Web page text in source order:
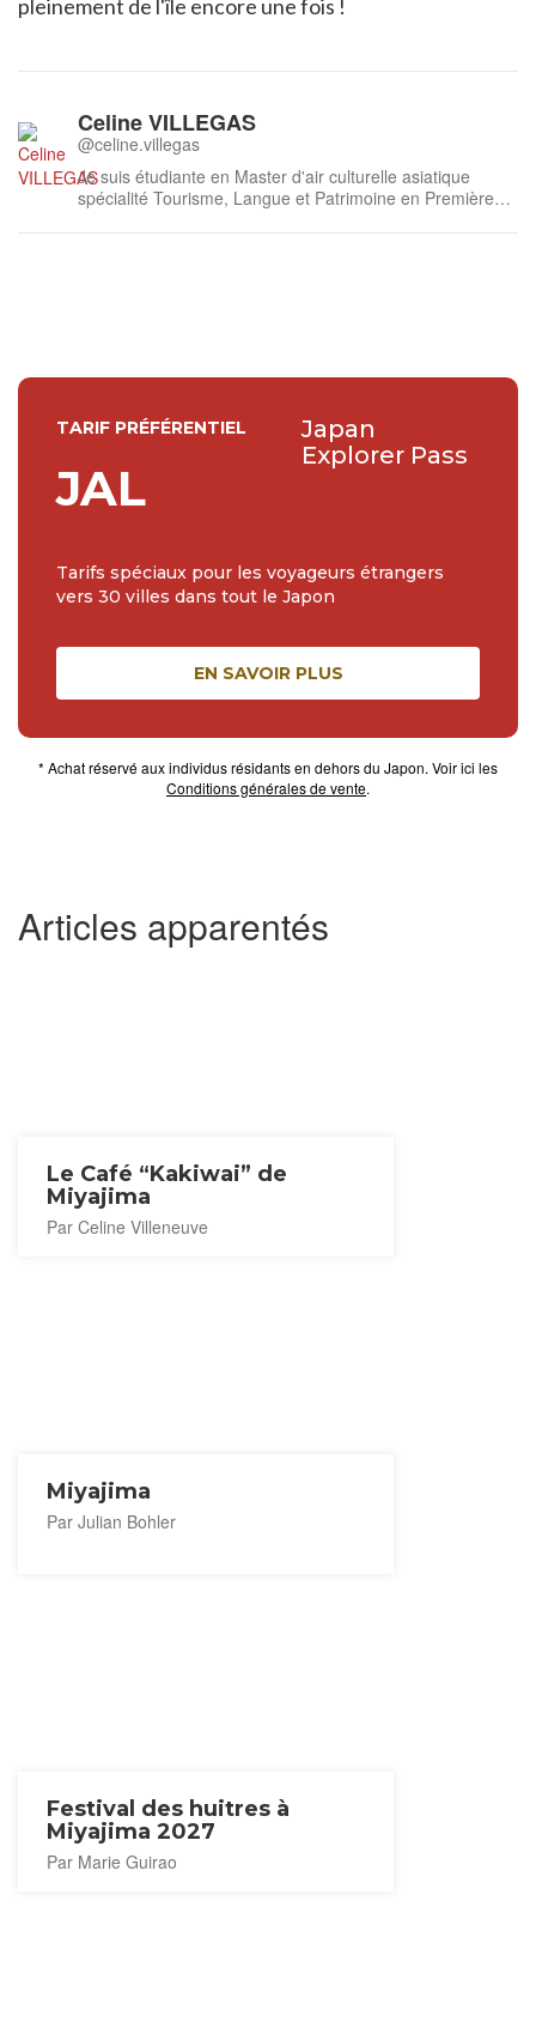
pleinement de l'île encore une fois !
Celine VILLEGAS
@celine.villegas
Je suis étudiante en Master d'air culturelle asiatique
spécialité Tourisme, Langue et Patrimoine en Première
Articles apparentés
Le Café “Kakiwai” de
Miyajima
Par Celine Villeneuve
Miyajima
Par Julian Bohler
Festival des huitres à
Miyajima 2027
Par Marie Guirao
TARIF PRÉFÉRENTIEL
JAL
Japan
Explorer Pass
Tarifs spéciaux pour les voyageurs étrangers
vers 30 villes dans tout le Japon
EN SAVOIR PLUS
* Achat réservé aux individus résidants en dehors du Japon. Voir ici les
Conditions générales de vente.